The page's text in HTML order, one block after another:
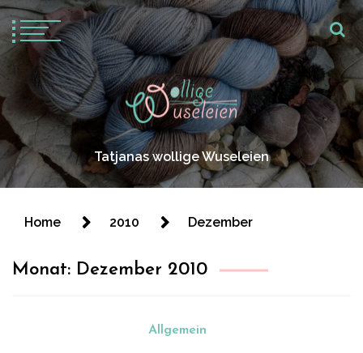
Tatjanas wollige Wuseleien
Home 2010 Dezember
Monat: Dezember 2010
Allgemein